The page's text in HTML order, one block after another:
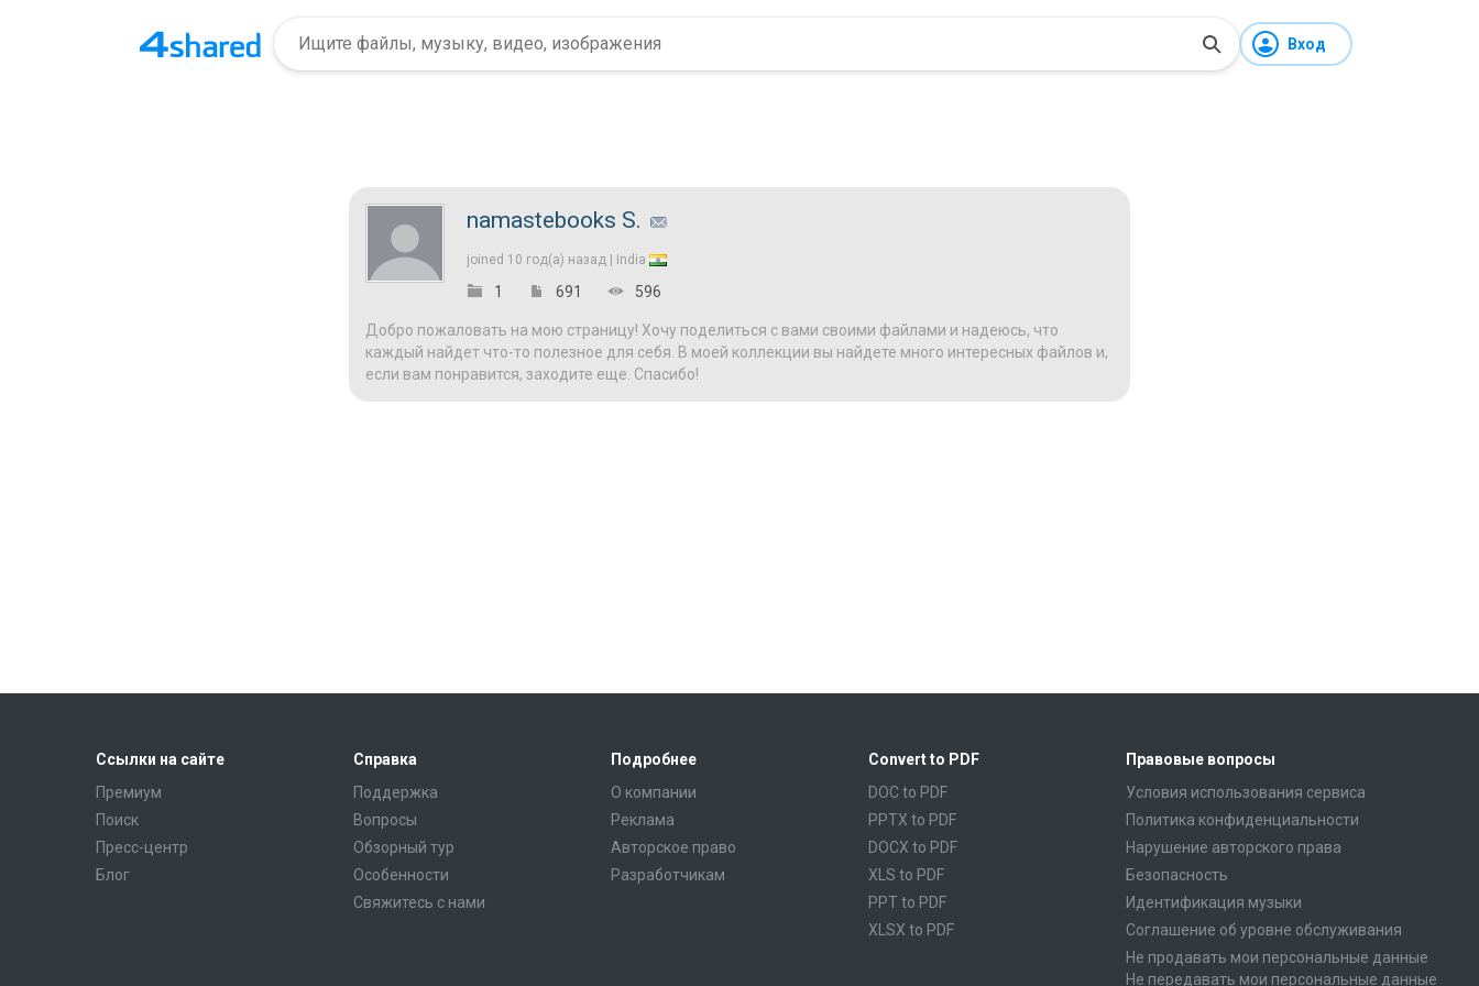
Вход
namastebooks S.
joined 10 год(а) назад | India
1 691 596
Добро пожаловать на мою страницу! Хочу поделиться с вами своими файлами и надеюсь, что
каждый найдет что-то полезное для себя. В моей коллекции вы найдете много интересных файлов и,
если вам понравится, заходите еще. Спасибо!
Ссылки на сайте
Премиум
Поиск
Пресс-центр
Блог
Справка
Поддержка
Вопросы
Обзорный тур
Особенности
Свяжитесь с нами
Подробнее
О компании
Реклама
Авторское право
Разработчикам
Convert to PDF
DOC to PDF
PPTX to PDF
DOCX to PDF
XLS to PDF
PPT to PDF
XLSX to PDF
Правовые вопросы
Условия использования сервиса
Политика конфиденциальности
Нарушение авторского права
Безопасность
Идентификация музыки
Соглашение об уровне обслуживания
Не продавать мои персональные данные
Не передавать мои персональные данные